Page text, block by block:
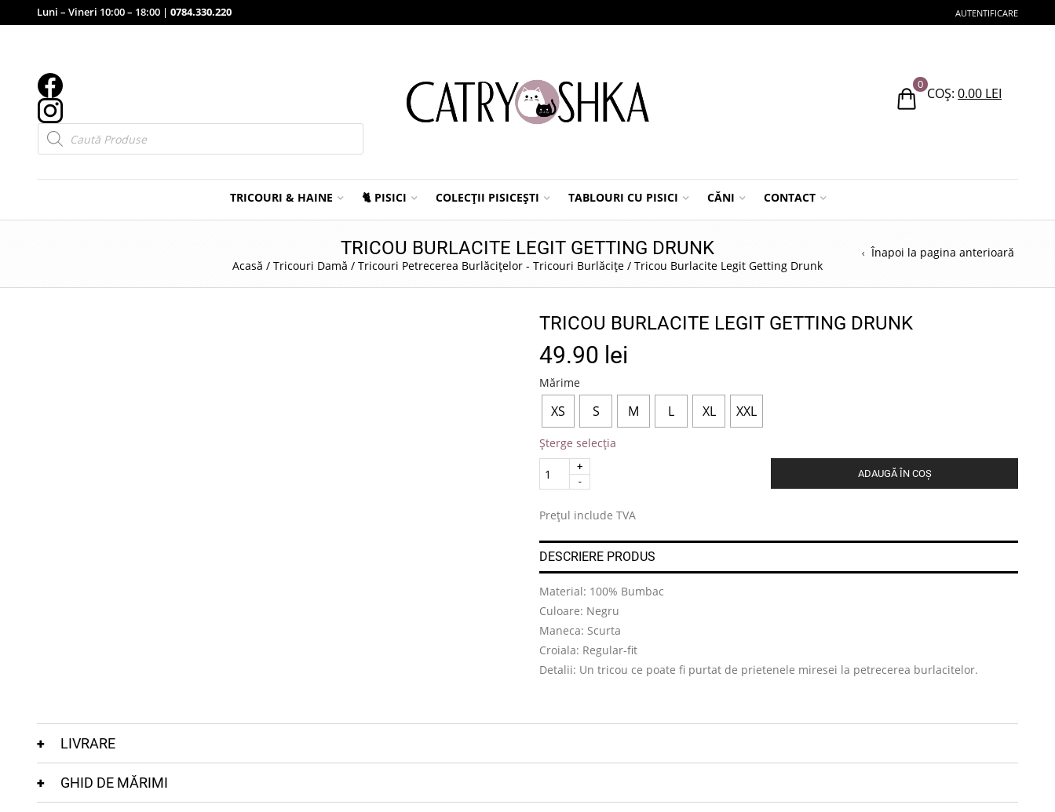
Luni – Vineri 10:00 – 18:00 | 0784.330.220 AUTENTIFICARE
Products
search
0
COȘ: 0.00 LEI
TRICOURI & HAINE 🐈 PISICI COLECȚII PISICEȘTI TABLOURI CU PISICI CĂNI CONTACT
TRICOU BURLACITE LEGIT GETTING DRUNK
Acasă / Tricouri Damă / Tricouri Petrecerea Burlăcițelor - Tricouri Burlăcițe / Tricou Burlacite Legit Getting Drunk
Înapoi la pagina anterioară
TRICOU BURLACITE LEGIT GETTING DRUNK
49.90 lei
Mărime
XS S M L XL XXL
Șterge selecția
Quantity
ADAUGĂ ÎN COȘ
Prețul include TVA
DESCRIERE PRODUS
Material: 100% Bumbac
Culoare: Negru
Maneca: Scurta
Croiala: Regular-fit
Detalii: Un tricou ce poate fi purtat de prietenele miresei la petrecerea burlacitelor.
LIVRARE
GHID DE MĂRIMI